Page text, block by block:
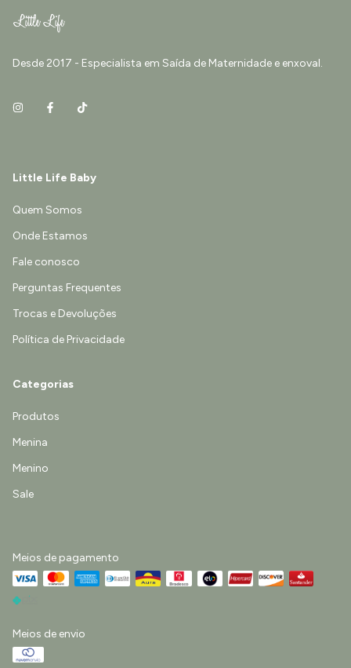
Desde 2017 - Especialista em Saída de Maternidade e enxoval.
Little Life Baby
Quem Somos
Onde Estamos
Fale conosco
Perguntas Frequentes
Trocas e Devoluções
Política de Privacidade
Categorias
Produtos
Menina
Menino
Sale
Meios de pagamento
Meios de envio